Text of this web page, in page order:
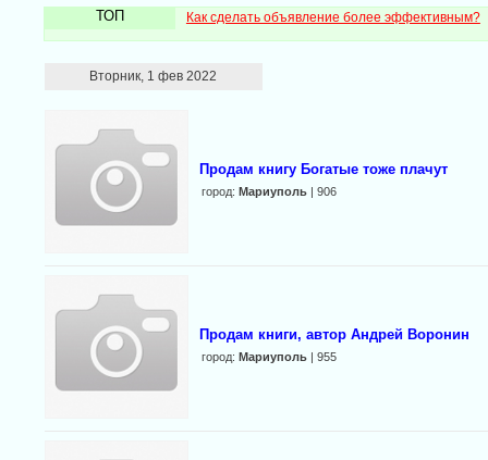
ТОП Как сделать объявление более эффективным?
Вторник, 1 фев 2022
Продам книгу Богатые тоже плачут
город: Мариуполь| 906
Продам книги, автор Андрей Воронин
город: Мариуполь| 955